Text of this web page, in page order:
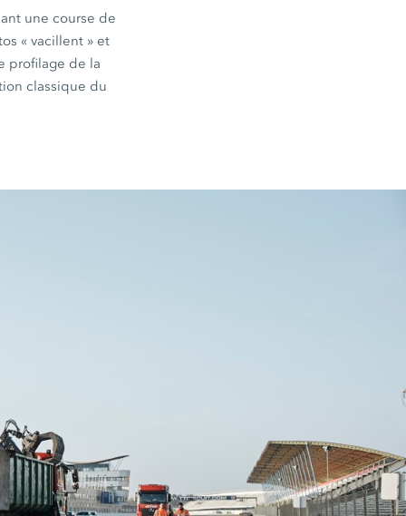
une course de
« vacillent » et
profilage de la
classique du